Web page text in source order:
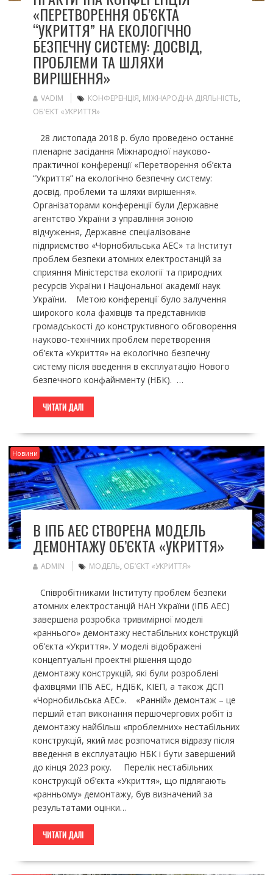
«ПЕРЕТВОРЕННЯ ОБ’ЄКТА
“УКРИТТЯ” НА ЕКОЛОГІЧНО
БЕЗПЕЧНУ СИСТЕМУ: ДОСВІД,
ПРОБЛЕМИ ТА ШЛЯХИ
ВИРІШЕННЯ»
VADIM КОНФЕРЕНЦІЯ, МІЖНАРОДНА ДІЯЛЬНІСТЬ,
ОБ’ЄКТ «УКРИТТЯ»
28 листопада 2018 р. було проведено останнє
пленарне засідання Міжнародної науково-
практичної конференції «Перетворення об’єкта
“Укриття” на екологічно безпечну систему:
досвід, проблеми та шляхи вирішення».
Організаторами конференції були Державне
агентство України з управління зоною
відчуження, Державне спеціалізоване
підприємство «Чорнобильська АЕС» та Інститут
проблем безпеки атомних електростанцій за
сприяння Міністерства екології та природних
ресурсів України і Національної академії наук
України. Метою конференції було залучення
широкого кола фахівців та представників
громадськості до конструктивного обговорення
науково-технічних проблем перетворення
об’єкта «Укриття» на екологічно безпечну
систему після введення в експлуатацію Нового
безпечного конфайнменту (НБК). …
ЧИТАТИ ДАЛІ
Новини
В ІПБ АЕС СТВОРЕНА МОДЕЛЬ
ДЕМОНТАЖУ ОБ’ЄКТА «УКРИТТЯ»
ADMIN МОДЕЛЬ, ОБ’ЄКТ «УКРИТТЯ»
Співробітниками Інституту проблем безпеки
атомних електростанцій НАН України (ІПБ АЕС)
завершена розробка тривимірної моделі
«раннього» демонтажу нестабільних конструкцій
об’єкта «Укриття». У моделі відображені
концептуальні проектні рішення щодо
демонтажу конструкцій, які були розроблені
фахівцями ІПБ АЕС, НДІБК, КІЕП, а також ДСП
«Чорнобильська АЕС». «Ранній» демонтаж – це
перший етап виконання першочергових робіт із
демонтажу найбільш «проблемних» нестабільних
конструкцій, який має розпочатися відразу після
введення в експлуатацію НБК і бути завершений
до кінця 2023 року. Перелік нестабільних
конструкцій об’єкта «Укриття», що підлягають
«ранньому» демонтажу, був визначений за
результатами оцінки…
ЧИТАТИ ДАЛІ